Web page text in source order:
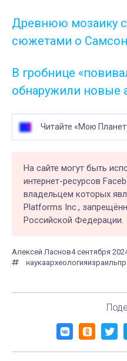
Древнюю мозаику
сюжетами о
В гробнице
обнаружили новые
Читайте «Мою
На сайте могут быть
интернет-ресурсов
владельцем которых
Platforms Inc.,
Российской Федерации.
Алексей Ласнов4 сентября
наукаархеологияизраиль